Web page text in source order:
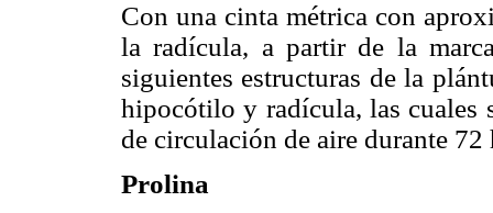
Con una cinta métrica con
la radícula, a partir de la
siguientes estructuras de la
hipocótilo y radícula, las cuales
de circulación de aire durante 72
Prolina